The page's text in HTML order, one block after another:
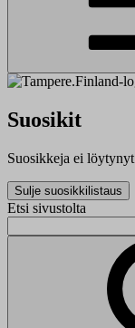
Suosikit
Suosikkeja ei löytynyt
Sulje suosikkilistaus
Etsi sivustolta